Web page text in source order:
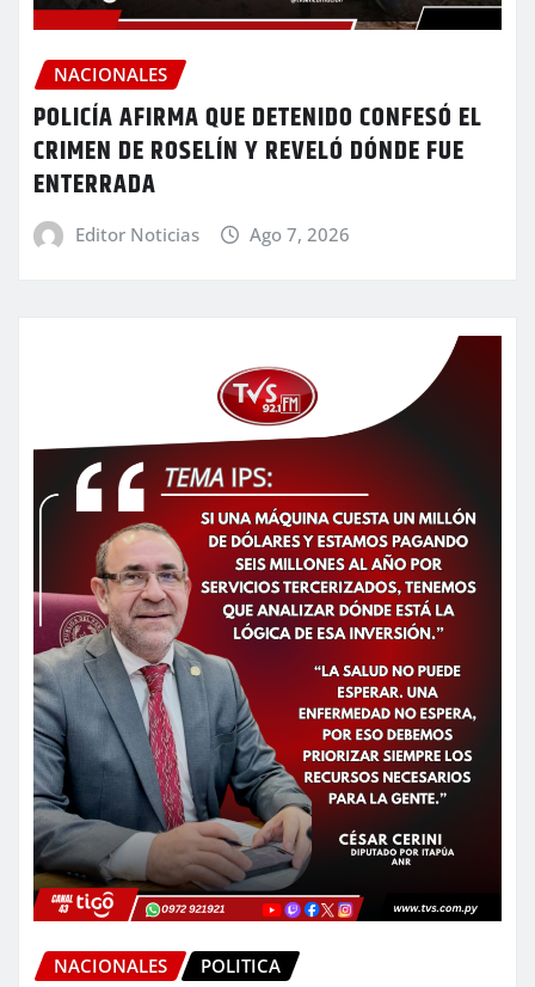
NACIONALES
POLICÍA AFIRMA QUE DETENIDO CONFESÓ EL
CRIMEN DE ROSELÍN Y REVELÓ DÓNDE FUE
ENTERRADA
Editor Noticias Ago 7, 2026
NACIONALES POLITICA